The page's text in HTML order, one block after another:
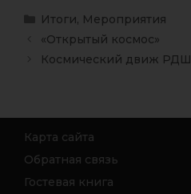
Итоги, Мероприятия
«Открытый космос»
Космический движ РДШ
Карта сайта
Обратная связь
Гостевая книга